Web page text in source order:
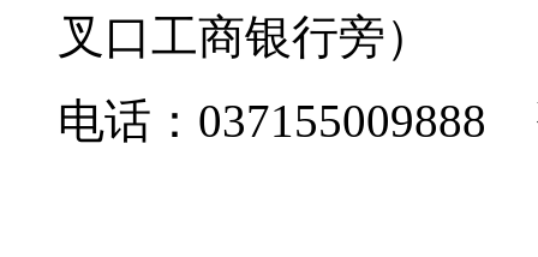
叉口工商银行旁）
电话：037155009888